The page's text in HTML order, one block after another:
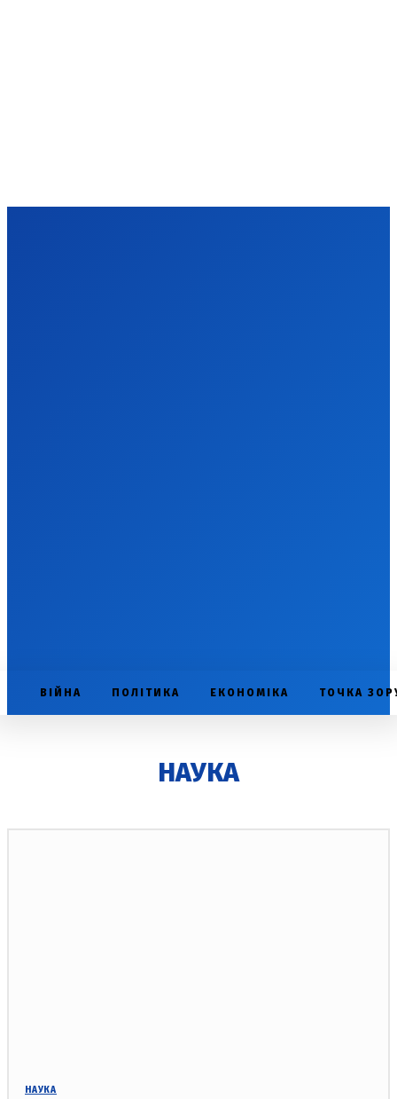
ВІЙНА ПОЛІТИКА ЕКОНОМІКА ТОЧКА
НАУКА
НАУКА